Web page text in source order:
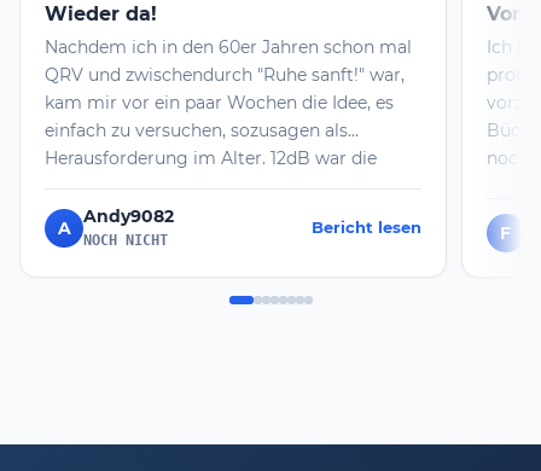
Wieder da!
Nachdem ich in den 60er Jahren schon mal
QRV und zwischendurch "Ruhe sanft!" war,
kam mir vor ein paar Wochen die Idee, es
einfach zu versuchen, sozusagen als
Herausforderung im Alter. 12dB war die
ideale Plattform dafür! Heute gab es doch
tatsächlich ein paar Fragen, die mir neu
waren. Die Prüfungsatmosphäre in Cottbus
auch diese Filiale der BNetzA empfehlen.
A
Andy9082
NOCH NICHT
Bericht lesen
Von
Ich
noch
ich
und
F